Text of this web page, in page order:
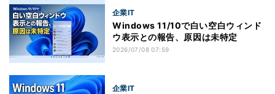
企業IT
Windows 11/10で白い空白ウィンド
ウ表示との報告、原因は未特定
2026/07/08 07:59
企業IT